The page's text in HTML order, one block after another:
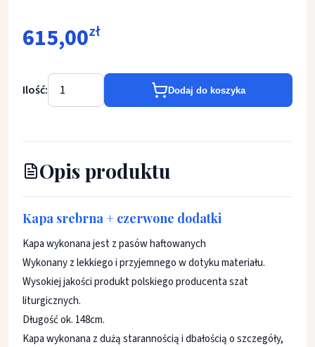
615,00zł
Ilość: Dodaj do koszyka
Opis produktu
Kapa srebrna + czerwone dodatki
Kapa wykonana jest z pasów haftowanych
Wykonany z lekkiego i przyjemnego w dotyku materiału.
Wysokiej jakości produkt polskiego producenta szat
liturgicznych.
Długość ok. 148cm.
Kapa wykonana z dużą starannością i dbałością o szczegóły,